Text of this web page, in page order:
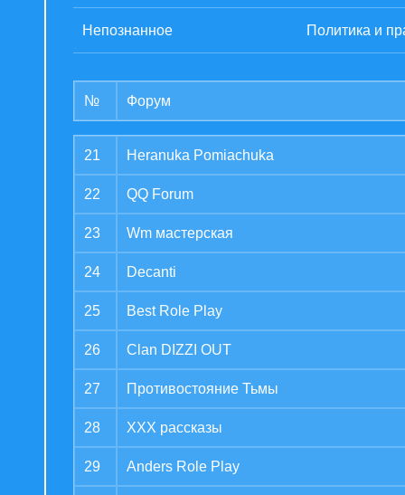
Непознанное Политика и
№ Форум
21 Heranuka Pomiachuka
22 QQ Forum
23 Wm мастерская
24 Decanti
25 Best Role Play
26 Clan DIZZI OUT
27 Противостояние Тьмы
28 XXX рассказы
29 Anders Role Play